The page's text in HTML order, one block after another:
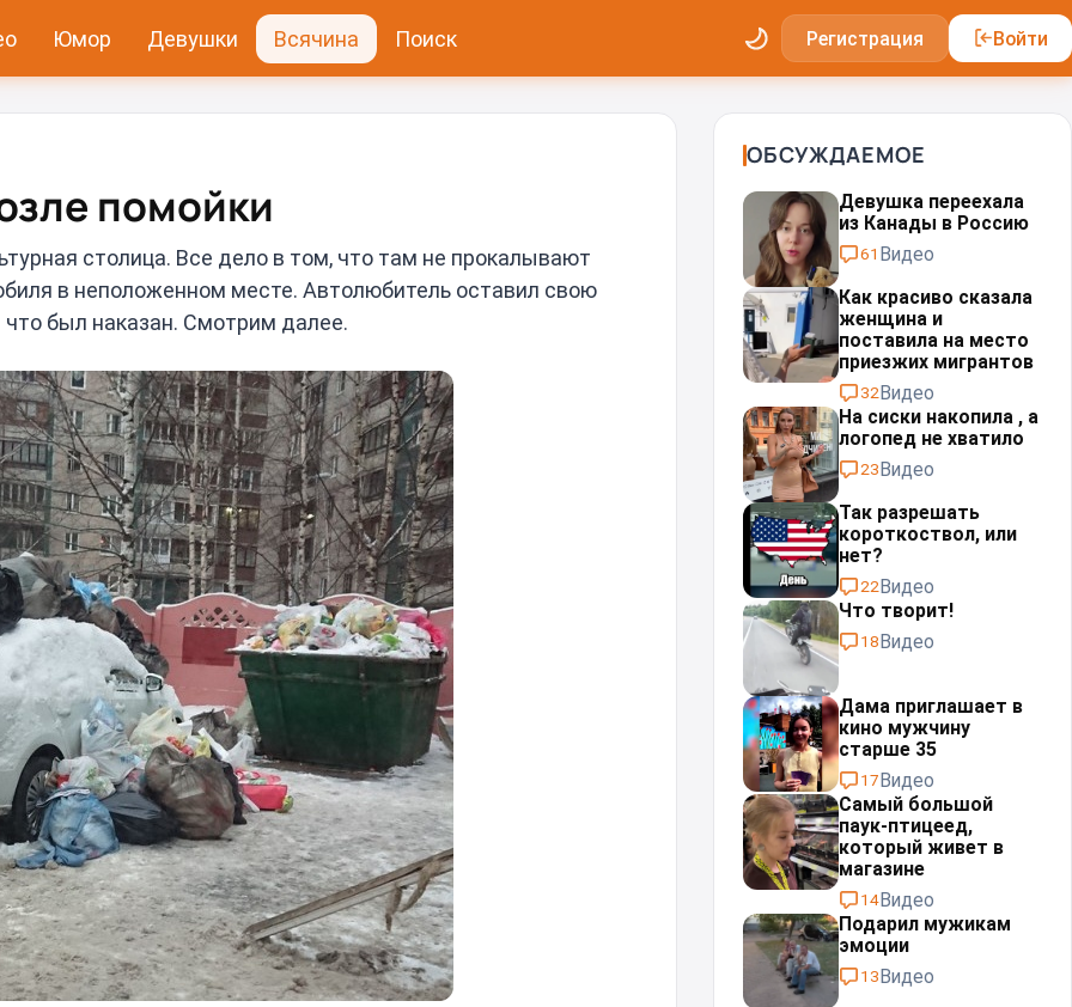
Юмор Девушки Всячина Поиск Регистрация Войти
помойки
столица. Все дело в том, что там не прокалывают
в неположенном месте. Автолюбитель оставил свою
был наказан. Смотрим далее.
ОБСУЖДАЕМОЕ
Девушка переехала
из Канады в Россию
61 Видео
Как красиво сказала
женщина и
поставила на место
приезжих мигрантов⁠⁠
32Видео
На сиски накопила , а
логопед не хватило
23Видео
Так разрешать
короткоствол, или
нет?
22Видео
Что творит!
18Видео
Дама приглашает в
кино мужчину
старше 35
17Видео
Самый большой
паук-птицеед,
который живет в
магазине
14Видео
Подарил мужикам
эмоции
13Видео